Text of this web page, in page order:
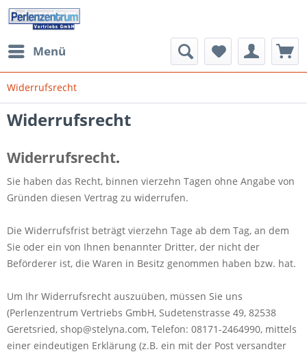
Menü
Widerrufsrecht
Widerrufsrecht
Widerrufsrecht.
Sie haben das Recht, binnen vierzehn Tagen ohne Angabe von
Gründen diesen Vertrag zu widerrufen.
Die Widerrufsfrist beträgt vierzehn Tage ab dem Tag, an dem
Sie oder ein von Ihnen benannter Dritter, der nicht der
Beförderer ist, die Waren in Besitz genommen haben bzw. hat.
Um Ihr Widerrufsrecht auszuüben, müssen Sie uns
(Perlenzentrum Vertriebs GmbH, Sudetenstrasse 49, 82538
Geretsried, shop@stelyna.com, Telefon: 08171-2464990, mittels
einer eindeutigen Erklärung (z.B. ein mit der Post versandter